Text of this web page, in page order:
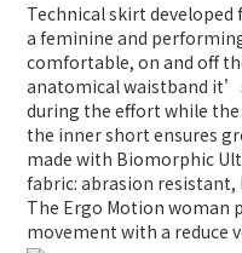
Technical skirt
a feminine and
comfortable, on and off
anatomical waistband
during the effort while
the inner short ensures
made with Biomorphic
fabric: abrasion
The Ergo Motion woman
movement with a reduce